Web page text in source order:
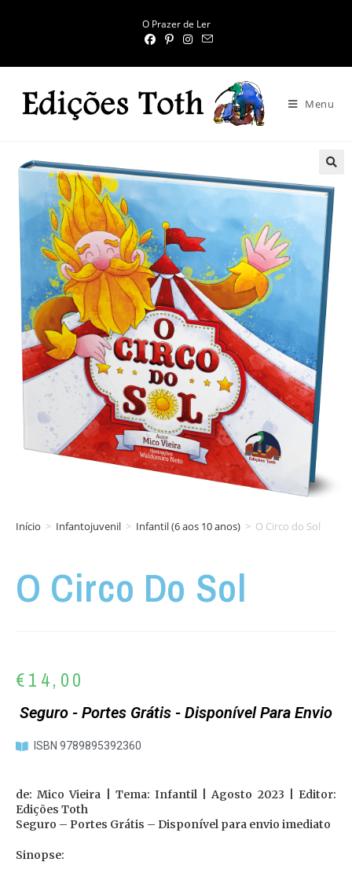
O Prazer de Ler
Menu
Início > Infantojuvenil > Infantil (6 aos 10 anos) > O Circo do Sol
O Circo Do Sol
€14,00
Seguro - Portes Grátis - Disponível Para Envio
ISBN 9789895392360
de: Mico Vieira | Tema: Infantil | Agosto 2023 | Editor:
Edições Toth
Seguro – Portes Grátis – Disponível para envio imediato
Sinopse: